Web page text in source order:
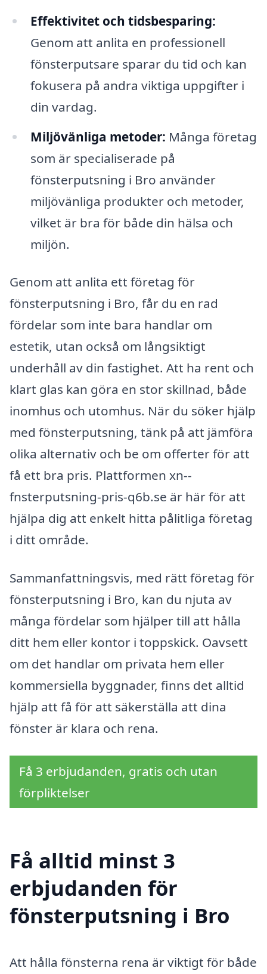
Effektivitet och tidsbesparing:
Genom att anlita en professionell
fönsterputsare sparar du tid och kan
fokusera på andra viktiga uppgifter i
din vardag.
Miljövänliga metoder: Många företag
som är specialiserade på
fönsterputsning i Bro använder
miljövänliga produkter och metoder,
vilket är bra för både din hälsa och
miljön.
Genom att anlita ett företag för
fönsterputsning i Bro, får du en rad
fördelar som inte bara handlar om
estetik, utan också om långsiktigt
underhåll av din fastighet. Att ha rent och
klart glas kan göra en stor skillnad, både
inomhus och utomhus. När du söker hjälp
med fönsterputsning, tänk på att jämföra
olika alternativ och be om offerter för att
få ett bra pris. Plattformen xn--
fnsterputsning-pris-q6b.se är här för att
hjälpa dig att enkelt hitta pålitliga företag
i ditt område.
Sammanfattningsvis, med rätt företag för
fönsterputsning i Bro, kan du njuta av
många fördelar som hjälper till att hålla
ditt hem eller kontor i toppskick. Oavsett
om det handlar om privata hem eller
kommersiella byggnader, finns det alltid
hjälp att få för att säkerställa att dina
fönster är klara och rena.
Få 3 erbjudanden, gratis och utan
förpliktelser
Få alltid minst 3
erbjudanden för
fönsterputsning i Bro
Att hålla fönsterna rena är viktigt för både